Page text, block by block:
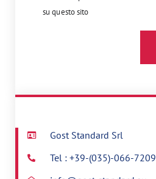
su questo sito
Gost Standard Srl
Tel : +39-(035)-066-7209